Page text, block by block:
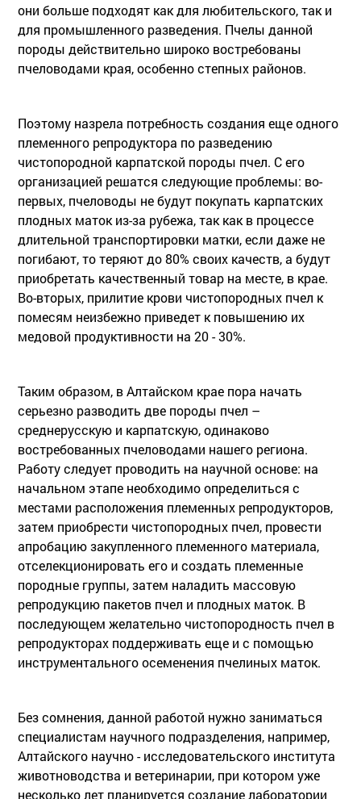
они больше подходят как для любительского, так и
для промышленного разведения. Пчелы данной
породы действительно широко востребованы
пчеловодами края, особенно степных районов.
Поэтому назрела потребность создания еще одного
племенного репродуктора по разведению
чистопородной карпатской породы пчел. С его
организацией решатся следующие проблемы: во-
первых, пчеловоды не будут покупать карпатских
плодных маток из-за рубежа, так как в процессе
длительной транспортировки матки, если даже не
погибают, то теряют до 80% своих качеств, а будут
приобретать качественный товар на месте, в крае.
Во-вторых, прилитие крови чистопородных пчел к
помесям неизбежно приведет к повышению их
медовой продуктивности на 20 - 30%.
Таким образом, в Алтайском крае пора начать
серьезно разводить две породы пчел –
среднерусскую и карпатскую, одинаково
востребованных пчеловодами нашего региона.
Работу следует проводить на научной основе: на
начальном этапе необходимо определиться с
местами расположения племенных репродукторов,
затем приобрести чистопородных пчел, провести
апробацию закупленного племенного материала,
отселекционировать его и создать племенные
породные группы, затем наладить массовую
репродукцию пакетов пчел и плодных маток. В
последующем желательно чистопородность пчел в
репродукторах поддерживать еще и с помощью
инструментального осеменения пчелиных маток.
Без сомнения, данной работой нужно заниматься
специалистам научного подразделения, например,
Алтайского научно - исследовательского института
животноводства и ветеринарии, при котором уже
несколько лет планируется создание лаборатории